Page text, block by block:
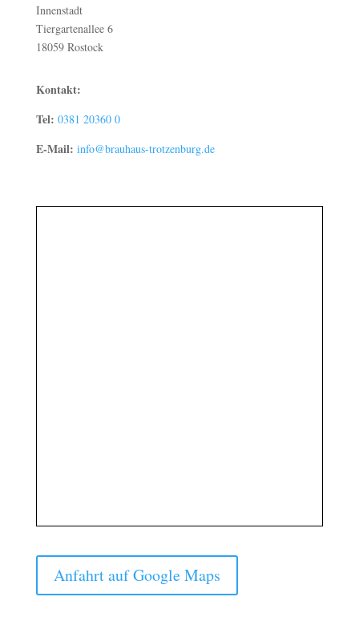
Innenstadt
Tiergartenallee 6
18059 Rostock
Kontakt:
Tel: 0381 20360 0
E-Mail: info@brauhaus-trotzenburg.de
Anfahrt auf Google Maps